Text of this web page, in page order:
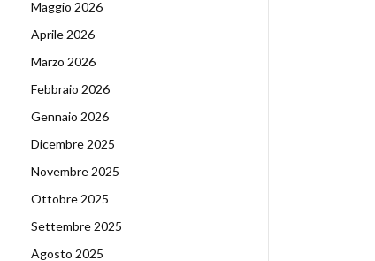
Maggio 2026
Aprile 2026
Marzo 2026
Febbraio 2026
Gennaio 2026
Dicembre 2025
Novembre 2025
Ottobre 2025
Settembre 2025
Agosto 2025